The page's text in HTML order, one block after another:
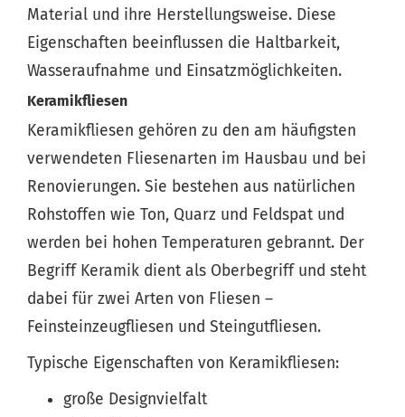
Material und ihre Herstellungsweise. Diese
Eigenschaften beeinflussen die Haltbarkeit,
Wasseraufnahme und Einsatzmöglichkeiten.
Keramikfliesen
Keramikfliesen gehören zu den am häufigsten
verwendeten Fliesenarten im Hausbau und bei
Renovierungen. Sie bestehen aus natürlichen
Rohstoffen wie Ton, Quarz und Feldspat und
werden bei hohen Temperaturen gebrannt. Der
Begriff Keramik dient als Oberbegriff und steht
dabei für zwei Arten von Fliesen –
Feinsteinzeugfliesen und Steingutfliesen.
Typische Eigenschaften von Keramikfliesen:
große Designvielfalt